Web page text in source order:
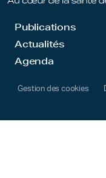
Publications
Actualités
Agenda
Gestion des cookies